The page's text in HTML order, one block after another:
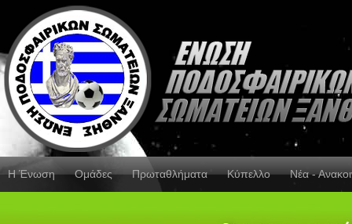
Η Ένωση Ομάδες Πρωταθλήματα Κύπελλο Νέα -